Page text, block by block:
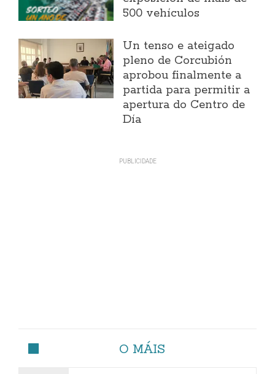
500 vehículos
Un tenso e ateigado
pleno de Corcubión
aprobou finalmente a
partida para permitir a
apertura do Centro de
Día
O MÁIS